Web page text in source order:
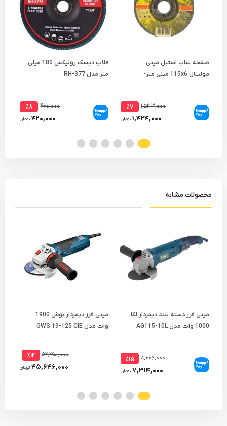
صفحه ساب استیل مینی
مولیتال 115x6 میلی متر-
۱,۵۳۳,۰۰۰ ٪۷
۱,۴۲۴,۰۰۰ تومان
فلاپ دیسک رونیکس 180 میلی
متر مدل RH-377
۴۶۰,۰۰۰ ٪۸
۴۲۰,۰۰۰ تومان
محصولات مشابه
مینی فرز دسته بلند دیمردار لکا
1000 وات مدل AG115-10L
۸,۶۶۶,۰۰۰ ٪۱۵
۷,۳۱۴,۰۰۰ تومان
مینی فرز دیمردار بوش 1900
وات مدل GWS 19-125 CIE
۵۲,۲۵۰,۰۰۰ ٪۱۲
۴۵,۶۴۶,۰۰۰ تومان